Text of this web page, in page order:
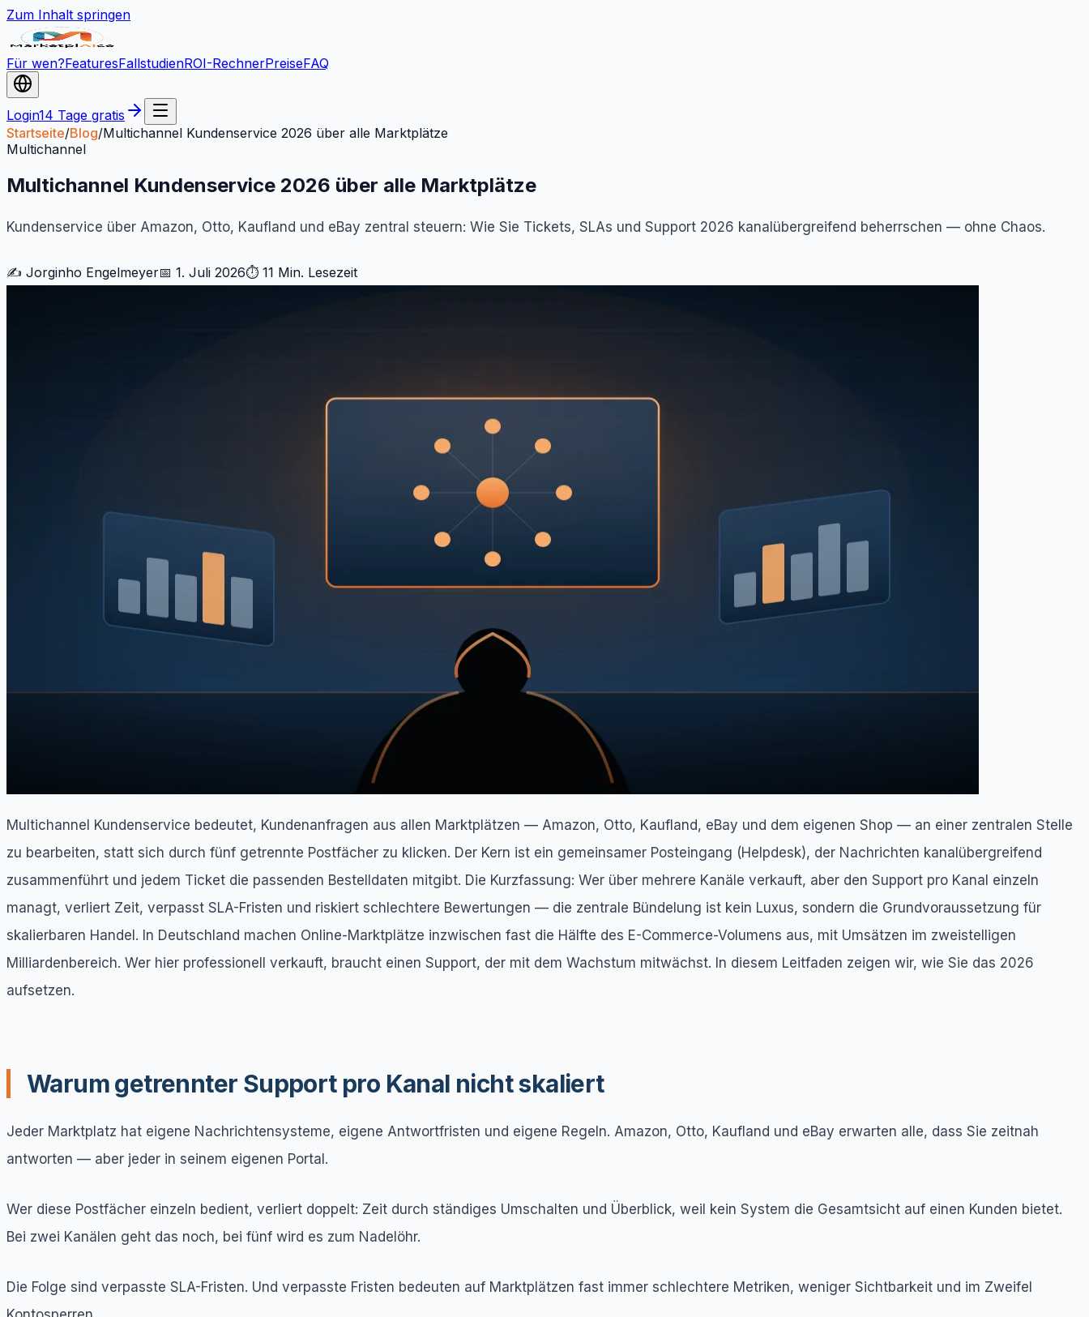
Zum Inhalt springen
Für wen?FeaturesFallstudienROI-RechnerPreiseFAQ
Login14 Tage gratis
Startseite/Blog/Multichannel Kundenservice 2026 über alle Marktplätze
Multichannel
Multichannel Kundenservice 2026 über alle Marktplätze
Kundenservice über Amazon, Otto, Kaufland und eBay zentral steuern: Wie Sie Tickets, SLAs und Support 2026 kanalübergreifend beherrschen — ohne Chaos.
✍️ Jorginho Engelmeyer📅 1. Juli 2026⏱ 11 Min. Lesezeit
Multichannel Kundenservice bedeutet, Kundenanfragen aus allen Marktplätzen — Amazon, Otto, Kaufland, eBay und dem eigenen Shop — an einer zentralen Stelle
zu bearbeiten, statt sich durch fünf getrennte Postfächer zu klicken. Der Kern ist ein gemeinsamer Posteingang (Helpdesk), der Nachrichten kanalübergreifend
zusammenführt und jedem Ticket die passenden Bestelldaten mitgibt. Die Kurzfassung: Wer über mehrere Kanäle verkauft, aber den Support pro Kanal einzeln
managt, verliert Zeit, verpasst SLA-Fristen und riskiert schlechtere Bewertungen — die zentrale Bündelung ist kein Luxus, sondern die Grundvoraussetzung für
skalierbaren Handel. In Deutschland machen Online-Marktplätze inzwischen fast die Hälfte des E-Commerce-Volumens aus, mit Umsätzen im zweistelligen
Milliardenbereich. Wer hier professionell verkauft, braucht einen Support, der mit dem Wachstum mitwächst. In diesem Leitfaden zeigen wir, wie Sie das 2026
aufsetzen.
Warum getrennter Support pro Kanal nicht skaliert
Jeder Marktplatz hat eigene Nachrichtensysteme, eigene Antwortfristen und eigene Regeln. Amazon, Otto, Kaufland und eBay erwarten alle, dass Sie zeitnah
antworten — aber jeder in seinem eigenen Portal.
Wer diese Postfächer einzeln bedient, verliert doppelt: Zeit durch ständiges Umschalten und Überblick, weil kein System die Gesamtsicht auf einen Kunden bietet.
Bei zwei Kanälen geht das noch, bei fünf wird es zum Nadelöhr.
Die Folge sind verpasste SLA-Fristen. Und verpasste Fristen bedeuten auf Marktplätzen fast immer schlechtere Metriken, weniger Sichtbarkeit und im Zweifel